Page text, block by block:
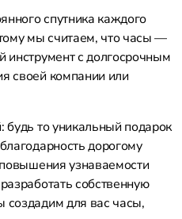
спутника каждого
мы считаем, что часы —
инструмент с долгосрочным
своей компании или
то уникальный подарок
дорогому
узнаваемости
собственную
для вас часы,